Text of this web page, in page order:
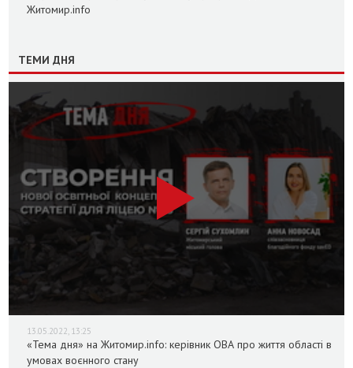
Житомир.info
ТЕМИ ДНЯ
13.05.2022, 13:25
«Тема дня» на Житомир.info: керівник ОВА про життя області в
умовах воєнного стану